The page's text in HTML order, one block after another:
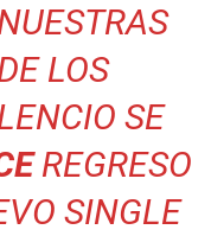
LOS
SE
REGRESO
SINGLE